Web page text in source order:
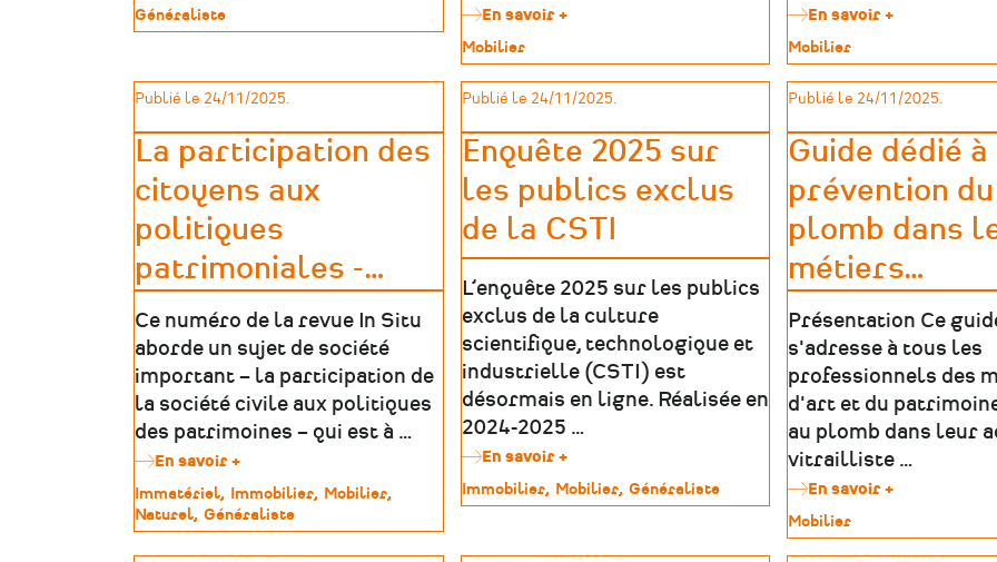
Type
de
Généraliste En savoir +sur
déontologie
des
des
musées
de
France
Type
de
patrimoine
Mobilier
En savoir +
provenance
et
des
collections
Type
de
patrimoine
Mobilier
Publié le 24/11/2025.
La participation des
citoyens aux
politiques
patrimoniales -…
Ce numéro de la revue In Situ
aborde un sujet de société
important – la participation de
la société civile aux politiques
des patrimoines – qui est à …
En savoir +
participation
des
Type
de
patrimoine
Immatériel Immobilier
Mobilier
Naturel Généraliste
Publié le 24/11/2025.
Enquête 2025 sur
les publics exclus
de la CSTI
L’enquête 2025 sur les publics
exclus de la culture
scientifique, technologique et
industrielle (CSTI) est
désormais en ligne. Réalisée en
2024-2025 …
En savoir +sur
Enquête
2025
Type
de
Immobilier Mobilier Généraliste
Publié le 24/11/2025.
Guide dédié
prévention
plomb dans
métiers…
Présentation Ce
s'adresse à tous les
professionnels des
d'art et du
au plomb dans leur
vitrailliste …
En savoir +
à
Type
de
Mobilier